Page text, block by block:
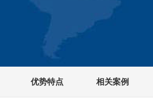
优势特点 相关案例